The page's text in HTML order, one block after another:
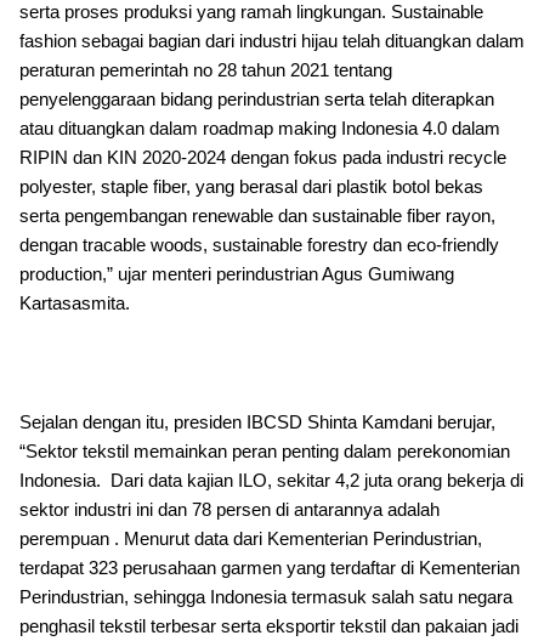
serta proses produksi yang ramah lingkungan. Sustainable
fashion sebagai bagian dari industri hijau telah dituangkan dalam
peraturan pemerintah no 28 tahun 2021 tentang
penyelenggaraan bidang perindustrian serta telah diterapkan
atau dituangkan dalam roadmap making Indonesia 4.0 dalam
RIPIN dan KIN 2020-2024 dengan fokus pada industri recycle
polyester, staple fiber, yang berasal dari plastik botol bekas
serta pengembangan renewable dan sustainable fiber rayon,
dengan tracable woods, sustainable forestry dan eco-friendly
production,” ujar menteri perindustrian Agus Gumiwang
Kartasasmita.
Sejalan dengan itu, presiden IBCSD Shinta Kamdani berujar,
“Sektor tekstil memainkan peran penting dalam perekonomian
Indonesia. Dari data kajian ILO, sekitar 4,2 juta orang bekerja di
sektor industri ini dan 78 persen di antarannya adalah
perempuan . Menurut data dari Kementerian Perindustrian,
terdapat 323 perusahaan garmen yang terdaftar di Kementerian
Perindustrian, sehingga Indonesia termasuk salah satu negara
penghasil tekstil terbesar serta eksportir tekstil dan pakaian jadi